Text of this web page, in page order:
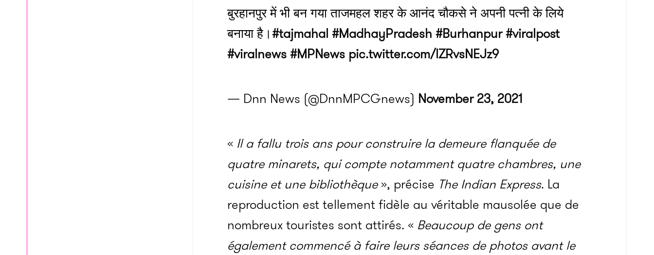
बुरहानपुर में भी बन गया ताजमहल शहर के आनंद चौकसे ने अपनी पत्नी के लिये
बनाया है।#tajmahal #MadhayPradesh #Burhanpur#viralpost
#viralnews#MPNews pic.twitter.com/lZRvsNEJz9
— Dnn News (@DnnMPCGnews) November 23, 2021
« Il a fallu trois ans pour construire la demeure flanquée de
quatre minarets, qui compte notamment quatre chambres, une
cuisine et une bibliothèque», précise The Indian Express. La
reproduction est tellement fidèle au véritable mausolée que de
nombreux touristes sont attirés. « Beaucoup de gens ont
également commencé à faire leurs séances de photos avant le